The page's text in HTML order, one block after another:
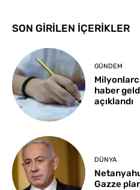
SON GİRİLEN İÇERİKLER
GÜNDEM
haber
açıklandı
DÜNYA
Gazze